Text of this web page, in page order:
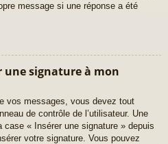
message si une réponse a été
une signature à mon
vos messages, vous devez tout
de contrôle de l’utilisateur. Une
« Insérer une signature » depuis
votre signature. Vous pouvez